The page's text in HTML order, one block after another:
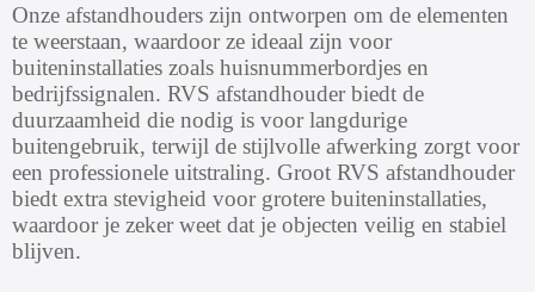
Onze afstandhouders zijn ontworpen om de elementen
te weerstaan, waardoor ze ideaal zijn voor
buiteninstallaties zoals huisnummerbordjes en
bedrijfssignalen. RVS afstandhouder biedt de
duurzaamheid die nodig is voor langdurige
buitengebruik, terwijl de stijlvolle afwerking zorgt voor
een professionele uitstraling. Groot RVS afstandhouder
biedt extra stevigheid voor grotere buiteninstallaties,
waardoor je zeker weet dat je objecten veilig en stabiel
blijven.